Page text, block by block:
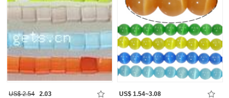
US$ 2.54 2.03 US$ 1.54~3.08